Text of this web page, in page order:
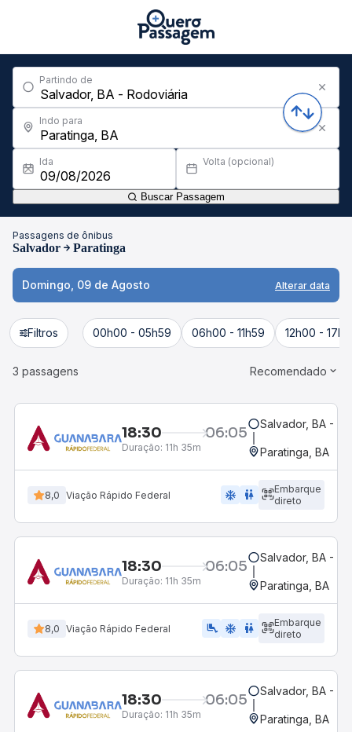
Partindo de
Indo para
Ida Volta (opcional)
Buscar Passagem
Passagens de ônibus
Salvador Paratinga
Domingo, 09 de Agosto Alterar data
Filtros 00h00 - 05h59 06h00 - 11h59 12h00 -
3 passagens Recomendado
18:30 06:05
Duração: 11h 35m
Salvador, BA -
Paratinga, BA
8,0 Viação Rápido Federal ac_unit wc
Embarque
direto
18:30 06:05
Duração: 11h 35m
Salvador, BA -
Paratinga, BA
8,0 Viação Rápido Federal airline_seat_legroom_extra ac_unit wc
Embarque
direto
18:30 06:05
Duração: 11h 35m
Salvador, BA -
Paratinga, BA